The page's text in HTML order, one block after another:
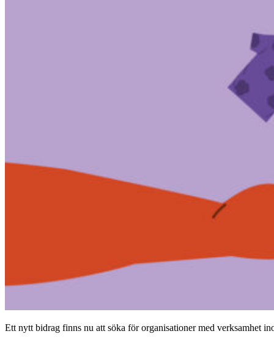
Ett nytt bidrag finns nu att söka för organisationer med verksamhet